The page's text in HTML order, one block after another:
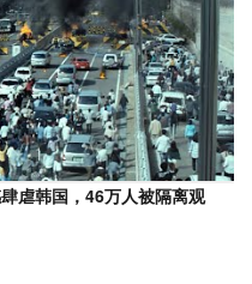
虐韩国，46万人被隔离观